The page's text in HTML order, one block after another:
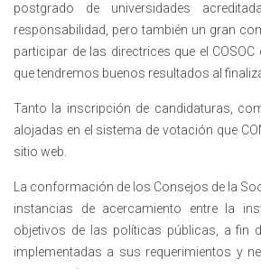
postgrado de universidades
responsabilidad, pero también un gran
participar de las directrices que el COSOC
que tendremos buenos resultados al
Tanto la inscripción de candidaturas,
alojadas en el sistema de votación que
sitio web.
La conformación de los Consejos de la
instancias de acercamiento entre la
objetivos de las políticas públicas, a fin
implementadas a sus requerimientos y